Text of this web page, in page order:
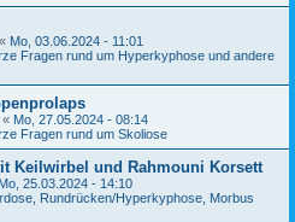
« Mo, 03.06.2024 - 11:01
Fragen rund um Hyperkyphose und andere
« Mo, 27.05.2024 - 08:14
Fragen rund um Skoliose
Keilwirbel und Rahmouni Korsett
Mo, 25.03.2024 - 14:10
Rundrücken/Hyperkyphose, Morbus